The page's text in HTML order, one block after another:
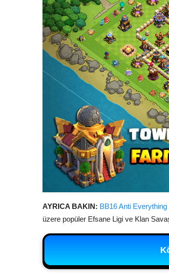
AYRICA BAKIN: BB16 Anti
üzere popüler Efsane Ligi ve Klan